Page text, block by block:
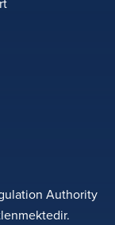
Authority